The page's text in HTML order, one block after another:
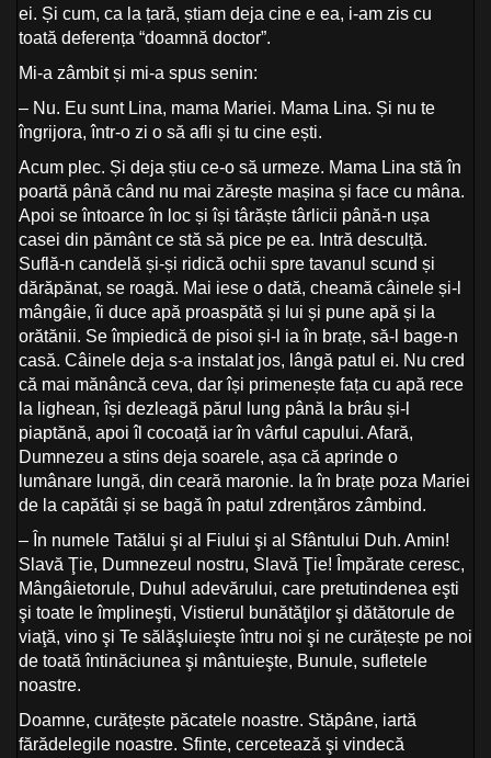
ei. Și cum, ca la țară, știam deja cine e ea, i-am zis cu
toată deferența “doamnă doctor”.
Mi-a zâmbit și mi-a spus senin:
– Nu. Eu sunt Lina, mama Mariei. Mama Lina. Și nu te
îngrijora, într-o zi o să afli și tu cine ești.
Acum plec. Și deja știu ce-o să urmeze. Mama Lina stă în
poartă până când nu mai zărește mașina și face cu mâna.
Apoi se întoarce în loc și își târăște târlicii până-n ușa
casei din pământ ce stă să pice pe ea. Intră desculță.
Suflă-n candelă și-și ridică ochii spre tavanul scund și
dărăpănat, se roagă. Mai iese o dată, cheamă câinele și-l
mângâie, îi duce apă proaspătă și lui și pune apă și la
orătănii. Se împiedică de pisoi și-l ia în brațe, să-l bage-n
casă. Câinele deja s-a instalat jos, lângă patul ei. Nu cred
că mai mănâncă ceva, dar își primenește fața cu apă rece
la lighean, își dezleagă părul lung până la brâu și-l
piaptănă, apoi îl cocoață iar în vârful capului. Afară,
Dumnezeu a stins deja soarele, așa că aprinde o
lumânare lungă, din ceară maronie. Ia în brațe poza Mariei
de la capătâi și se bagă în patul zdrențăros zâmbind.
– În numele Tatălui şi al Fiului şi al Sfântului Duh. Amin!
Slavă Ţie, Dumnezeul nostru, Slavă Ţie! Împărate ceresc,
Mângâietorule, Duhul adevărului, care pretutindenea eşti
şi toate le împlineşti, Vistierul bunătăţilor şi dătătorule de
viaţă, vino şi Te sălăşluieşte întru noi şi ne curățește pe noi
de toată întinăciunea şi mântuieşte, Bunule, sufletele
noastre.
Doamne, curățește păcatele noastre. Stăpâne, iartă
fărădelegile noastre. Sfinte, cercetează şi vindecă